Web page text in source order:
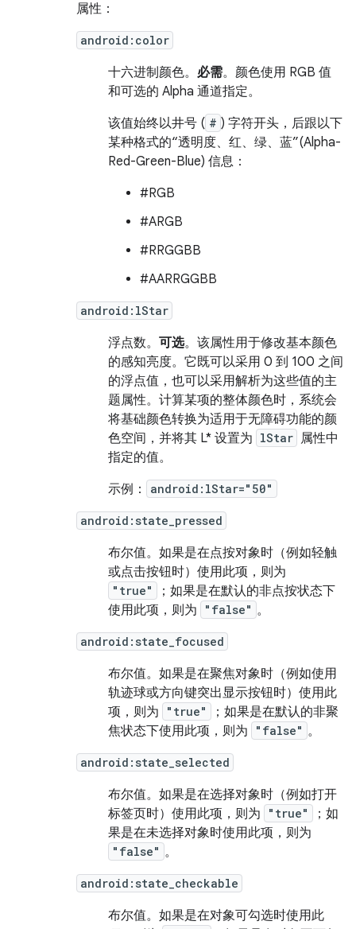
属性：
android:color
十六进制颜色。 必需。颜色使用 RGB 值
和可选的 Alpha 通道指定。
该值始终以井号 ( # ) 字符开头，后跟以下
某种格式的“透明度、红、绿、蓝”(Alpha-
Red-Green-Blue) 信息：
#RGB
#ARGB
#RRGGBB
#AARRGGBB
android:lStar
浮点数。 可选。该属性用于修改基本颜色
的感知亮度。它既可以采用 0 到 100 之间
的浮点值，也可以采用解析为这些值的主
题属性。计算某项的整体颜色时，系统会
将基础颜色转换为适用于无障碍功能的颜
色空间，并将其 L* 设置为 lStar 属性中
指定的值。
示例：
android:lStar="50"
android:state_pressed
布尔值。 如果是在点按对象时（例如轻触
或点击按钮时）使用此项，则为
"true"
；如果是在默认的非点按状态下
使用此项，则为
"false" 。
android:state_focused
布尔值。 如果是在聚焦对象时（例如使用
轨迹球或方向键突出显示按钮时）使用此
项，则为
"true"
；如果是在默认的非聚
焦状态下使用此项，则为
"false" 。
android:state_selected
布尔值。 如果是在选择对象时（例如打开
标签页时）使用此项，则为
"true"
；如
果是在未选择对象时使用此项，则为
"false" 。
android:state_checkable
布尔值。 如果是在对象可勾选时使用此